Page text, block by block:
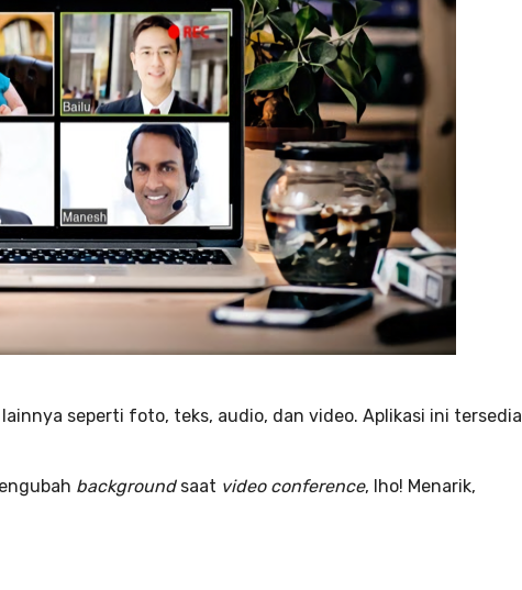
seperti foto, teks, audio, dan video. Aplikasi ini tersedia
backgroundsaat video conference, lho! Menarik,